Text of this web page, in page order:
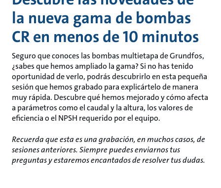
la nueva gama de bombas
CR en menos de 10 minutos
Seguro que conoces las bombas multietapa de Grundfos,
¿sabes que hemos ampliado la gama? Si no has tenido
oportunidad de verlo, podrás descubrirlo en esta pequeña
sesión que hemos grabado para explicártelo de manera
muy rápida. Descubre qué hemos mejorado y cómo afecta
a parámetros como el caudal y la altura, los valores de
eficiencia o el NPSH requerido por el equipo.
Recuerda que esta es una grabación, en muchos casos, de
sesiones anteriores. Siempre puedes enviarnos tus
preguntas y estaremos encantados de resolver tus dudas.